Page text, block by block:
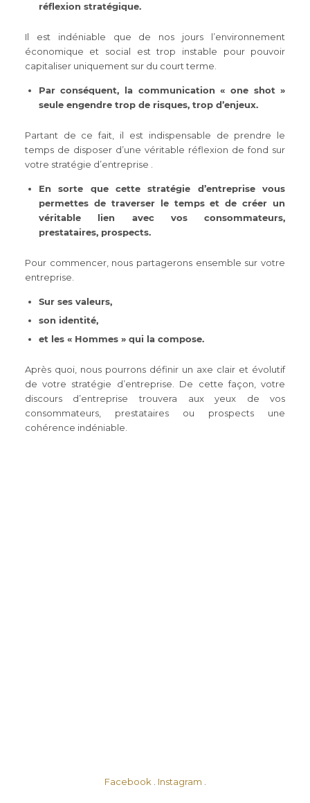
réflexion stratégique.
Il est indéniable que de nos jours l’environnement
économique et social est trop instable pour pouvoir
capitaliser uniquement sur du court terme.
Par conséquent, la communication « one shot »
seule engendre trop de risques, trop d’enjeux.
Partant de ce fait, il est indispensable de prendre le
temps de disposer d’une véritable réflexion de fond sur
votre stratégie d’entreprise .
En sorte que cette stratégie d’entreprise vous
permettes de traverser le temps et de créer un
véritable lien avec vos consommateurs,
prestataires, prospects.
Pour commencer, nous partagerons ensemble sur votre
entreprise.
Sur ses valeurs,
son identité,
et les « Hommes » qui la compose.
Après quoi, nous pourrons définir un axe clair et évolutif
de votre stratégie d’entreprise. De cette façon, votre
discours d’entreprise trouvera aux yeux de vos
consommateurs, prestataires ou prospects une
cohérence indéniable.
Facebook Instagram